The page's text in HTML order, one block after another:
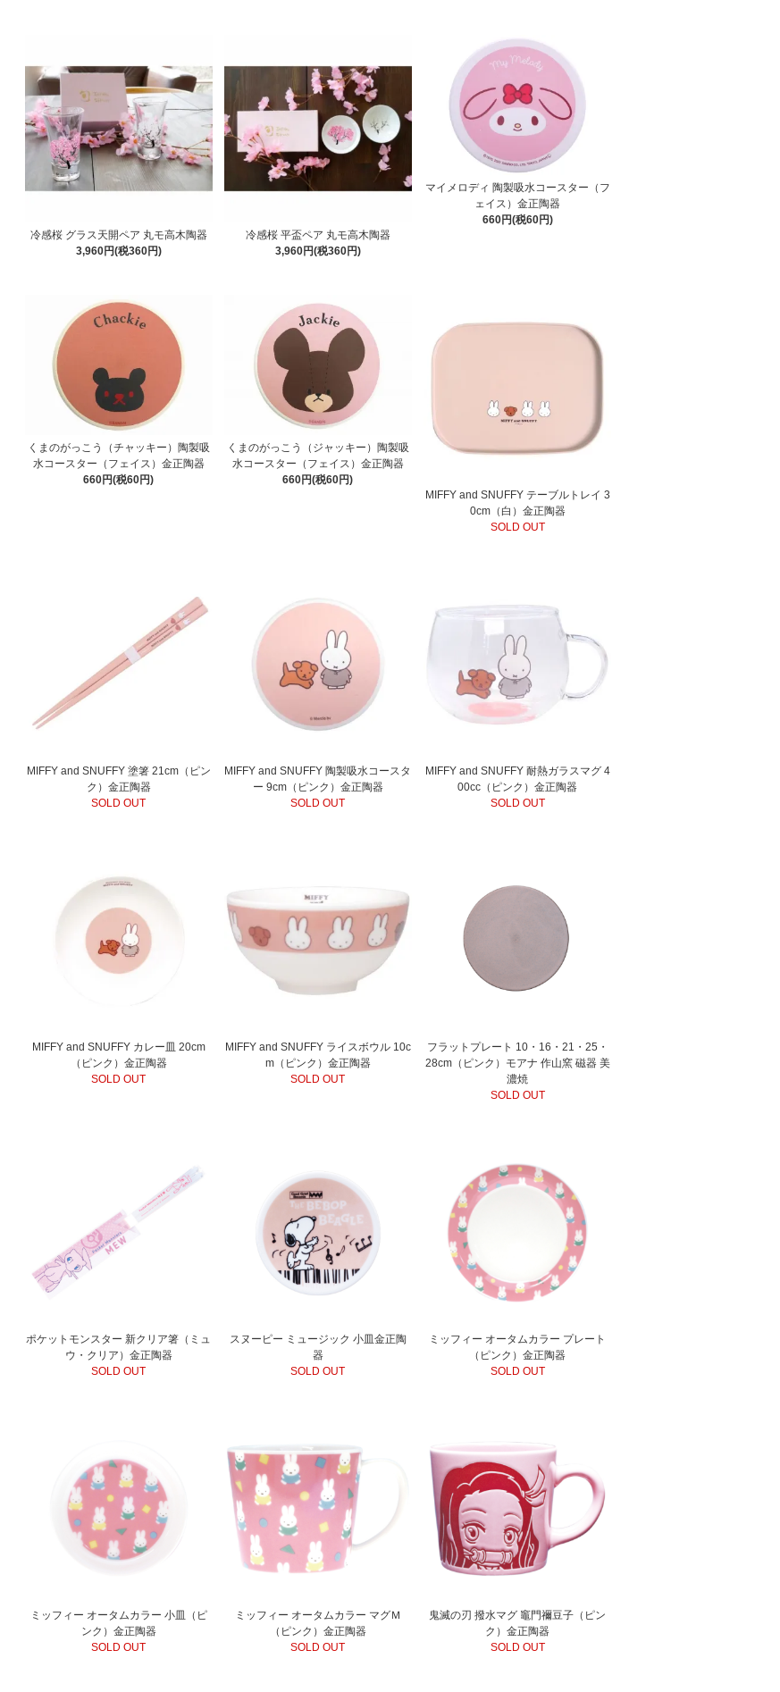
冷感桜 グラス天開ペア 丸モ高木陶器
3,960円(税360円)
冷感桜 平盃ペア 丸モ高木陶器
3,960円(税360円)
マイメロディ 陶製吸水コースター（フ
ェイス）金正陶器
660円(税60円)
くまのがっこう（チャッキー）陶製吸
水コースター（フェイス）金正陶器
660円(税60円)
くまのがっこう（ジャッキー）陶製吸
水コースター（フェイス）金正陶器
660円(税60円)
MIFFY and SNUFFY テーブルトレイ 3
0cm（白）金正陶器
SOLD OUT
MIFFY and SNUFFY 塗箸 21cm（ピン
ク）金正陶器
SOLD OUT
MIFFY and SNUFFY 陶製吸水コースタ
ー 9cm（ピンク）金正陶器
SOLD OUT
MIFFY and SNUFFY 耐熱ガラスマグ 4
00cc（ピンク）金正陶器
SOLD OUT
MIFFY and SNUFFY カレー皿 20cm
（ピンク）金正陶器
SOLD OUT
MIFFY and SNUFFY ライスボウル 10c
m（ピンク）金正陶器
SOLD OUT
フラットプレート 10・16・21・25・
28cm（ピンク）モアナ 作山窯 磁器 美
濃焼
SOLD OUT
ポケットモンスター 新クリア箸（ミュ
ウ・クリア）金正陶器
SOLD OUT
スヌーピー ミュージック 小皿金正陶
器
SOLD OUT
ミッフィー オータムカラー プレート
（ピンク）金正陶器
SOLD OUT
ミッフィー オータムカラー 小皿（ピ
ンク）金正陶器
SOLD OUT
ミッフィー オータムカラー マグＭ
（ピンク）金正陶器
SOLD OUT
鬼滅の刃 撥水マグ 竈門禰豆子（ピン
ク）金正陶器
SOLD OUT